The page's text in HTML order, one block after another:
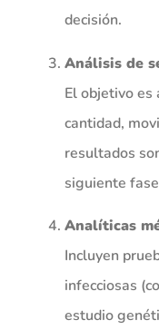
decisión.
Análisis de
El objetivo es
cantidad,
resultados
siguiente
Analíticas
Incluyen
infecciosas
estudio